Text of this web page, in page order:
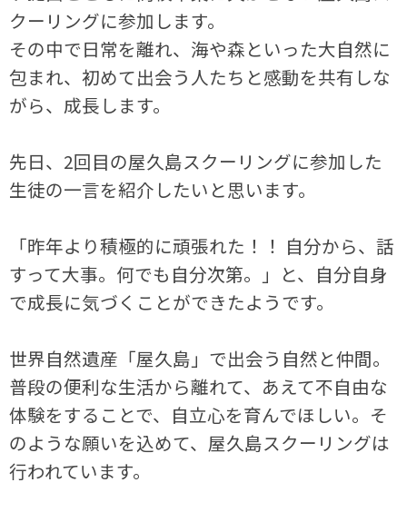
クーリングに参加します。
その中で日常を離れ、海や森といった大自然に
包まれ、初めて出会う人たちと感動を共有しな
がら、成長します。
先日、2回目の屋久島スクーリングに参加した
生徒の一言を紹介したいと思います。
「昨年より積極的に頑張れた！！ 自分から、話
すって大事。何でも自分次第。」と、自分自身
で成長に気づくことができたようです。
世界自然遺産「屋久島」で出会う自然と仲間。
普段の便利な生活から離れて、あえて不自由な
体験をすることで、自立心を育んでほしい。そ
のような願いを込めて、屋久島スクーリングは
行われています。